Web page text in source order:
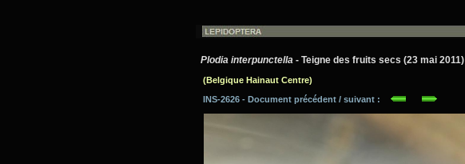
Plodia interpunctella - Teigne des fruits secs (23 mai 2011)
(Belgique Hainaut Centre)
INS-2626 - Document précédent / suivant :